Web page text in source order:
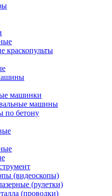
краскопульты
машинки
машины
бетону
(видеоскопы)
(рулетки)
(проводки)